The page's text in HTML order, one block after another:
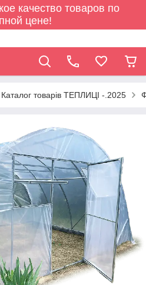
качество товаров по
цене!
Каталог товарів ТЕПЛИЦІ -.2025